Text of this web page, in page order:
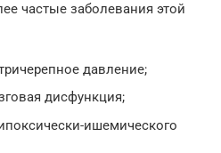
частые заболевания этой
давление;
дисфункция;
ишемического